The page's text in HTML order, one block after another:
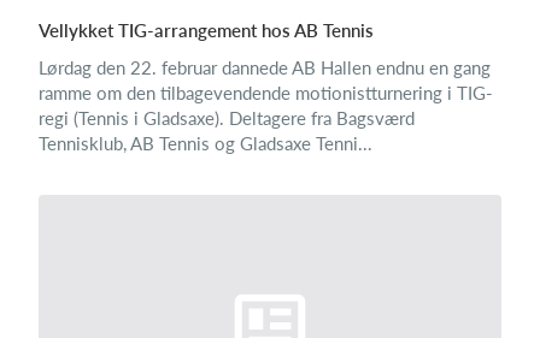
Vellykket TIG-arrangement hos AB Tennis
Lørdag den 22. februar dannede AB Hallen endnu en gang
ramme om den tilbagevendende motionistturnering i TIG-
regi (Tennis i Gladsaxe). Deltagere fra Bagsværd
Tennisklub, AB Tennis og Gladsaxe Tenni...